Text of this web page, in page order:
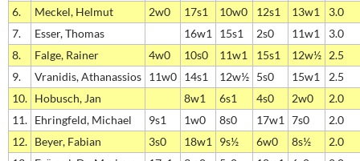
6.
Meckel, Helmut 2w0 17s1 10w0 12s1 13w1
3.0
7.
Esser, Thomas 16w1 15s1 2s0 11w1
3.0
8.
Falge, Rainer 4w0 10s0 11w1 15s1 12w½ 2.5
9.
Vranidis, Athanassios 11w0 14s1 12w½ 5s0 15w1
2.5
10. Hobusch, Jan 8w1 6s1 4s0 2w0
2.0
11. Ehringfeld, Michael 9s1 1w0 8s0 17w1 7s0
2.0
12. Beyer, Fabian 3s0 18w1 9s½ 6w0 8s½
2.0